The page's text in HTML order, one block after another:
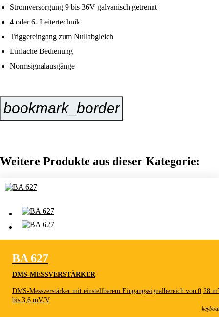
Stromversorgung 9 bis 36V galvanisch getrennt
4 oder 6- Leitertechnik
Triggereingang zum Nullabgleich
Einfache Bedienung
Normsignalausgänge
bookmark_border
Weitere Produkte aus dieser Kategorie:
BA 627
BA 627
DMS-MESSVERSTÄRKER
DMS-Messverstärker mit einstellbarem Eingangssignalbereich von 0,28
bis 3,6 mV/V